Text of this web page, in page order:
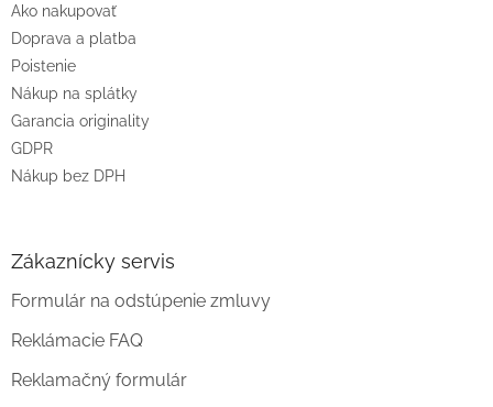
Ako nakupovať
Doprava a platba
Poistenie
Nákup na splátky
Garancia originality
GDPR
Nákup bez DPH
Zákaznícky servis
Formulár na odstúpenie zmluvy
Reklámacie FAQ
Reklamačný formulár